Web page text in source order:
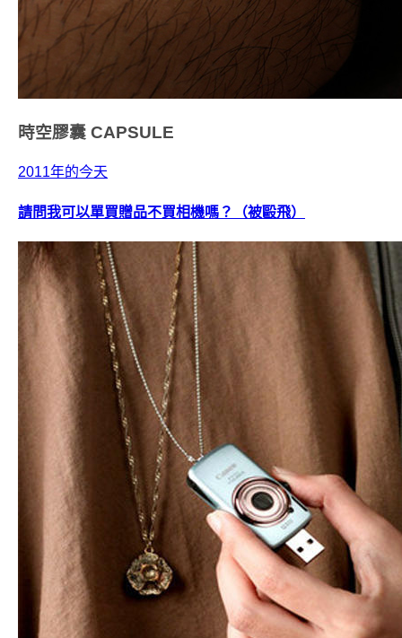
時空膠囊 CAPSULE
2011年的今天
請問我可以單買贈品不買相機嗎？（被毆飛）